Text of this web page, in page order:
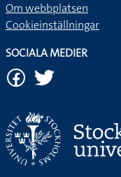
Om webbplatsen
Cookieinställningar
SOCIALA MEDIER